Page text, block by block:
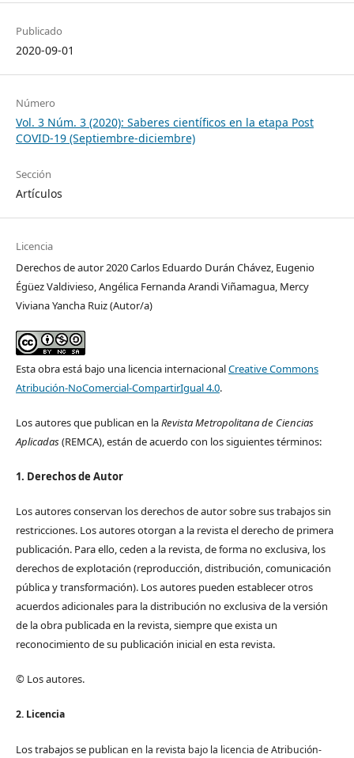
Publicado
2020-09-01
Número
Vol. 3 Núm. 3 (2020): Saberes científicos en la etapa Post
COVID-19 (Septiembre-diciembre)
Sección
Artículos
Licencia
Derechos de autor 2020 Carlos Eduardo Durán Chávez, Eugenio
Égüez Valdivieso, Angélica Fernanda Arandi Viñamagua, Mercy
Viviana Yancha Ruiz (Autor/a)
Esta obra está bajo una licencia internacionalCreative Commons
Atribución-NoComercial-CompartirIgual 4.0.
Los autores que publican en laRevista Metropolitana de Ciencias
Aplicadas(REMCA), están de acuerdo con los siguientes términos:
1. Derechos de Autor
Los autores conservan los derechos de autor sobre sus trabajos sin
restricciones. Los autores otorgan a la revista el derecho de primera
publicación. Para ello, ceden a la revista, de forma no exclusiva, los
derechos de explotación (reproducción, distribución, comunicación
pública y transformación). Los autores pueden establecer otros
acuerdos adicionales para la distribución no exclusiva de la versión
de la obra publicada en la revista, siempre que exista un
reconocimiento de su publicación inicial en esta revista.
© Los autores.
2. Licencia
Los trabajos se publican en la revista bajo la licencia de Atribución-